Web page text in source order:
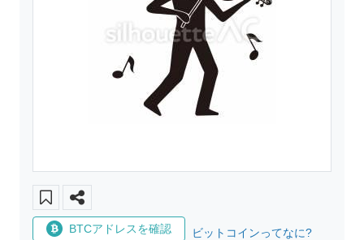
BTCアドレスを確認 ビットコインってなに?